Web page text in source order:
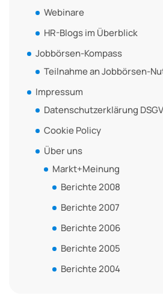
Webinare
HR-Blogs im Überblick
Jobbörsen-Kompass
Teilnahme an Jobbörsen-
Impressum
Datenschutzerklärung
Cookie Policy
Über uns
Markt+Meinung
Berichte 2008
Berichte 2007
Berichte 2006
Berichte 2005
Berichte 2004